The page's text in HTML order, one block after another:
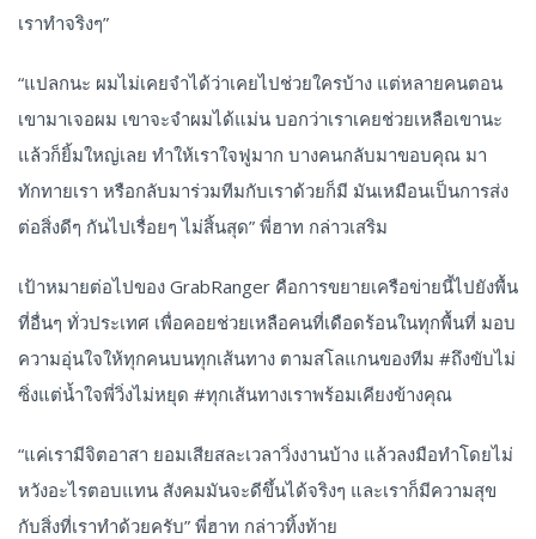
เราทำจริงๆ”
“แปลกนะ ผมไม่เคยจำได้ว่าเคยไปช่วยใครบ้าง แต่หลายคนตอน
เขามาเจอผม เขาจะจำผมได้แม่น บอกว่าเราเคยช่วยเหลือเขานะ
แล้วก็ยิ้มใหญ่เลย ทำให้เราใจฟูมาก บางคนกลับมาขอบคุณ มา
ทักทายเรา หรือกลับมาร่วมทีมกับเราด้วยก็มี มันเหมือนเป็นการส่ง
ต่อสิ่งดีๆ กันไปเรื่อยๆ ไม่สิ้นสุด” พี่ฮาท กล่าวเสริม
เป้าหมายต่อไปของ GrabRanger คือการขยายเครือข่ายนี้ไปยังพื้น
ที่อื่นๆ ทั่วประเทศ เพื่อคอยช่วยเหลือคนที่เดือดร้อนในทุกพื้นที่ มอบ
ความอุ่นใจให้ทุกคนบนทุกเส้นทาง ตามสโลแกนของทีม #ถึงขับไม่
ซิ่งแต่น้ำใจพี่วิ่งไม่หยุด #ทุกเส้นทางเราพร้อมเคียงข้างคุณ
“แค่เรามีจิตอาสา ยอมเสียสละเวลาวิ่งงานบ้าง แล้วลงมือทำโดยไม่
หวังอะไรตอบแทน สังคมมันจะดีขึ้นได้จริงๆ และเราก็มีความสุข
กับสิ่งที่เราทำด้วยครับ” พี่ฮาท กล่าวทิ้งท้าย